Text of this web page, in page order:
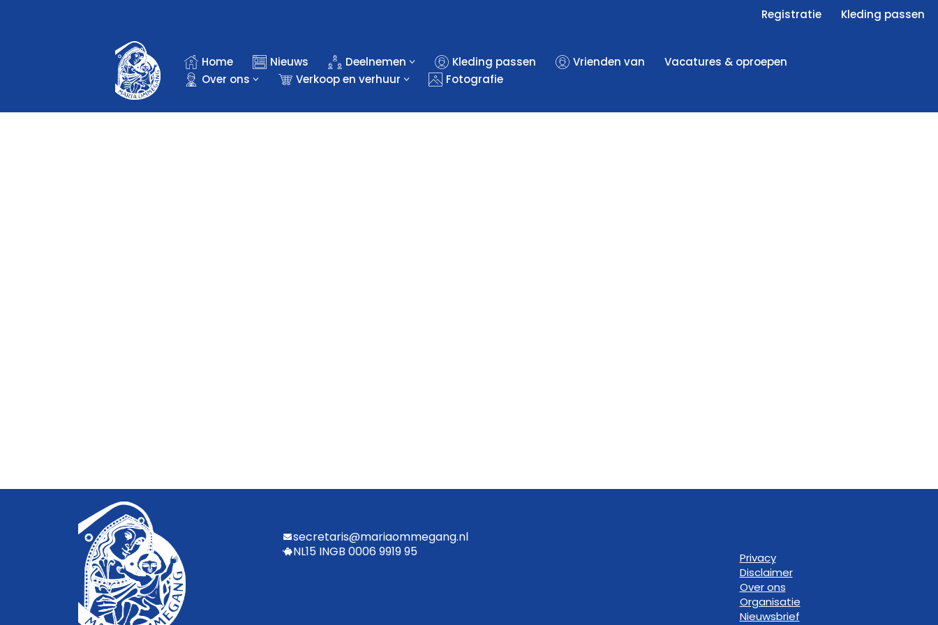
Registratie Kleding passen
Home Nieuws Deelnemen Kleding passen Vrienden van
Vacatures & oproepen
Over ons
Verkoop en verhuur Fotografie
secretaris@mariaommegang.nl
NL15 INGB 0006 9919 95
Privacy
Disclaimer
Over ons
Organisatie
Nieuwsbrief